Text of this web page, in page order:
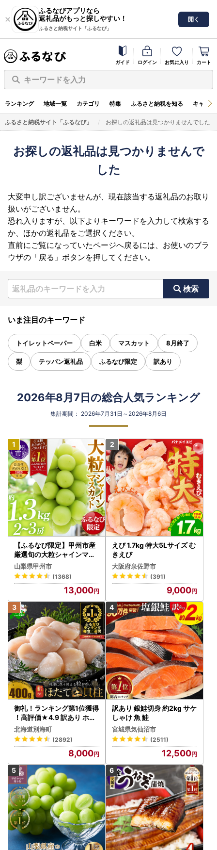
ふるなびアプリなら
返礼品がもっと探しやすい！
ふるさと納税サイト「ふるなび」
開く
ガイド ログイン お気に入り カート
キーワードを入力
ランキング 地域一覧 カテゴリ 特集 ふるさと納税を知る キャン
ふるさと納税サイト「ふるなび」 お探しの返礼品は見つかりませんでした
お探しの返礼品は見つかりませんで
した
大変申し訳ございませんが、現在該当する返礼品のお取り
扱いがございません。
恐れ入りますが、以下よりキーワードを入力して検索する
か、ほかの返礼品をご選択ください。
直前にご覧になっていたページへ戻るには、お使いのブラ
ウザの「戻る」ボタンを押してください。
検索
いま注目のキーワード
トイレットペーパー 白米 マスカット 8月終了
梨 テッパン返礼品 ふるなび限定 訳あり
2026年8月7日の総合人気ランキング
集計期間： 2026年7月31日～2026年8月6日
【ふるなび限定】甲州市産
厳選旬の大粒シャインマス
カット 約1.3kg 2～3房【2
026年発送】（MG）B12-
472 FN-Limited-VO シャ
インマスカット フルーツ
山梨県甲州市
(1368)
13,000
えび 1.7kg 特大5Lサイズ む
きえび
大阪府泉佐野市
(391)
9,000
御礼！ランキング第1位獲得
！高評価★4.9 訳あり ホタ
テ 400g（ほたて 帆立 貝柱
冷凍 ）
北海道別海町
(2892)
8,000
訳あり 銀鮭切身 約2kg サケ
しゃけ 魚 鮭
宮城県気仙沼市
(2511)
12,500